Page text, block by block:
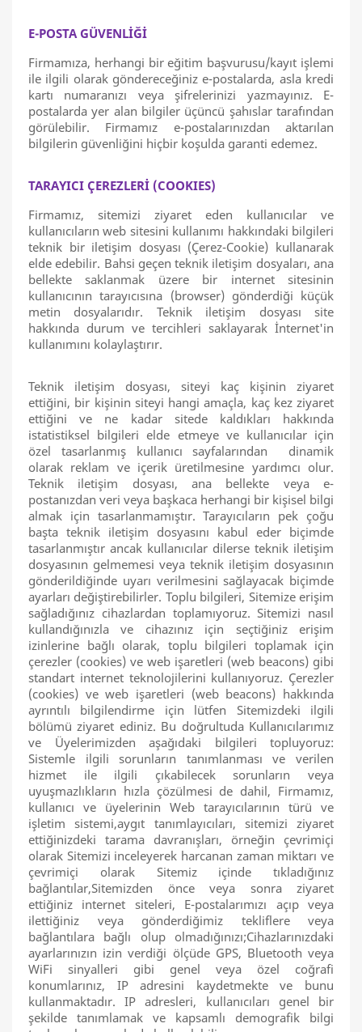
E-POSTA GÜVENLİĞİ
Firmamıza, herhangi bir eğitim başvurusu/kayıt işlemi
ile ilgili olarak göndereceğiniz e-postalarda, asla kredi
kartı numaranızı veya şifrelerinizi yazmayınız. E-
postalarda yer alan bilgiler üçüncü şahıslar tarafından
görülebilir. Firmamız e-postalarınızdan aktarılan
bilgilerin güvenliğini hiçbir koşulda garanti edemez.
TARAYICI ÇEREZLERİ (COOKIES)
Firmamız, sitemizi ziyaret eden kullanıcılar ve
kullanıcıların web sitesini kullanımı hakkındaki bilgileri
teknik bir iletişim dosyası (Çerez-Cookie) kullanarak
elde edebilir. Bahsi geçen teknik iletişim dosyaları, ana
bellekte saklanmak üzere bir internet sitesinin
kullanıcının tarayıcısına (browser) gönderdiği küçük
metin dosyalarıdır. Teknik iletişim dosyası site
hakkında durum ve tercihleri saklayarak İnternet'in
kullanımını kolaylaştırır.
Teknik iletişim dosyası, siteyi kaç kişinin ziyaret
ettiğini, bir kişinin siteyi hangi amaçla, kaç kez ziyaret
ettiğini ve ne kadar sitede kaldıkları hakkında
istatistiksel bilgileri elde etmeye ve kullanıcılar için
özel tasarlanmış kullanıcı sayfalarından dinamik
olarak reklam ve içerik üretilmesine yardımcı olur.
Teknik iletişim dosyası, ana bellekte veya e-
postanızdan veri veya başkaca herhangi bir kişisel bilgi
almak için tasarlanmamıştır. Tarayıcıların pek çoğu
başta teknik iletişim dosyasını kabul eder biçimde
tasarlanmıştır ancak kullanıcılar dilerse teknik iletişim
dosyasının gelmemesi veya teknik iletişim dosyasının
gönderildiğinde uyarı verilmesini sağlayacak biçimde
ayarları değiştirebilirler. Toplu bilgileri, Sitemize erişim
sağladığınız cihazlardan toplamıyoruz. Sitemizi nasıl
kullandığınızla ve cihazınız için seçtiğiniz erişim
izinlerine bağlı olarak, toplu bilgileri toplamak için
çerezler (cookies) ve web işaretleri (web beacons) gibi
standart internet teknolojilerini kullanıyoruz. Çerezler
(cookies) ve web işaretleri (web beacons) hakkında
ayrıntılı bilgilendirme için lütfen Sitemizdeki ilgili
bölümü ziyaret ediniz. Bu doğrultuda Kullanıcılarımız
ve Üyelerimizden aşağıdaki bilgileri topluyoruz:
Sistemle ilgili sorunların tanımlanması ve verilen
hizmet ile ilgili çıkabilecek sorunların veya
uyuşmazlıkların hızla çözülmesi de dahil, Firmamız,
kullanıcı ve üyelerinin Web tarayıcılarının türü ve
işletim sistemi,aygıt tanımlayıcıları, sitemizi ziyaret
ettiğinizdeki tarama davranışları, örneğin çevrimiçi
olarak Sitemizi inceleyerek harcanan zaman miktarı ve
çevrimiçi olarak Sitemiz içinde tıkladığınız
bağlantılar,Sitemizden önce veya sonra ziyaret
ettiğiniz internet siteleri, E-postalarımızı açıp veya
ilettiğiniz veya gönderdiğimiz tekliflere veya
bağlantılara bağlı olup olmadığınızı;Cihazlarınızdaki
ayarlarınızın izin verdiği ölçüde GPS, Bluetooth veya
WiFi sinyalleri gibi genel veya özel coğrafi
konumlarınız, IP adresini kaydetmekte ve bunu
kullanmaktadır. IP adresleri, kullanıcıları genel bir
şekilde tanımlamak ve kapsamlı demografik bilgi